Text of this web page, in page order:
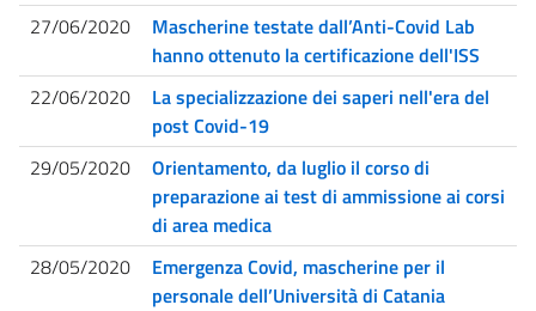
27/06/2020
Mascherine testate dall’Anti-Covid Lab
hanno ottenuto la certificazione dell'ISS
22/06/2020
La specializzazione dei saperi nell'era del
post Covid-19
29/05/2020
Orientamento, da luglio il corso di
preparazione ai test di ammissione ai corsi
di area medica
28/05/2020
Emergenza Covid, mascherine per il
personale dell’Università di Catania